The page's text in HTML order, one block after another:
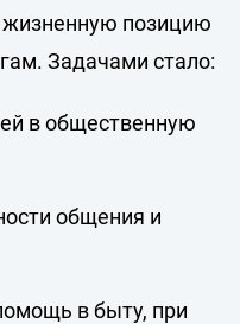
жизненную позицию
Задачами стало:
в общественную
общения и
в быту, при